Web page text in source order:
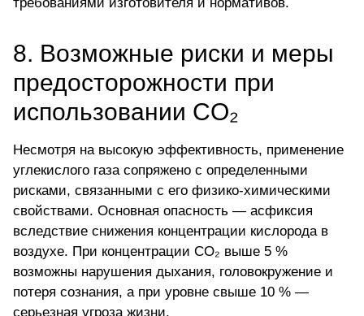
8. Возможные риски и меры
предосторожности при
использовании CO₂
Несмотря на высокую эффективность, применение
углекислого газа сопряжено с определенными
рисками, связанными с его физико-химическими
свойствами. Основная опасность — асфиксия
вследствие снижения концентрации кислорода в
воздухе. При концентрации CO₂ выше 5 %
возможны нарушения дыхания, головокружение и
потеря сознания, а при уровне свыше 10 % —
серьезная угроза жизни.